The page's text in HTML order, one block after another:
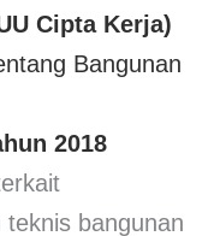
Cipta Kerja)
Bangunan
2018
bangunan